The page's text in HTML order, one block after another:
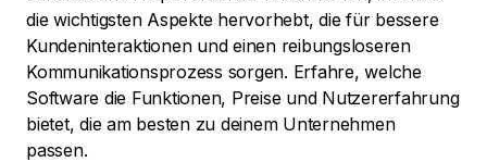
die wichtigsten Aspekte hervorhebt, die für bessere
Kundeninteraktionen und einen reibungsloseren
Kommunikationsprozess sorgen. Erfahre, welche
Software die Funktionen, Preise und Nutzererfahrung
bietet, die am besten zu deinem Unternehmen
passen.